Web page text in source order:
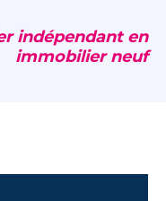
indépendant en
immobilier neuf